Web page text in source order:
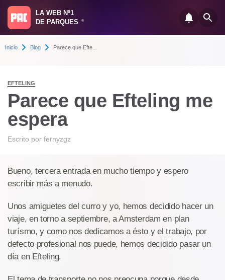
LA WEB Nº1
DE PARQUES
®
Inicio Blog Parece que Efte...
EFTELING
Parece que Efteling me
espera
Escrito por fernyzgz
Bueno, tercera entrada en mucho tiempo y espero
escribir más a menudo.
Unos amiguetes del curro y yo, hemos decidido hacer un
viaje, en torno a septiembre, a Amsterdam en plan
turísmo, y como nos dedicamos a ésto y el trabajo, por
defecto profesional nos puede, hemos decidido pasar un
día en Efteling.